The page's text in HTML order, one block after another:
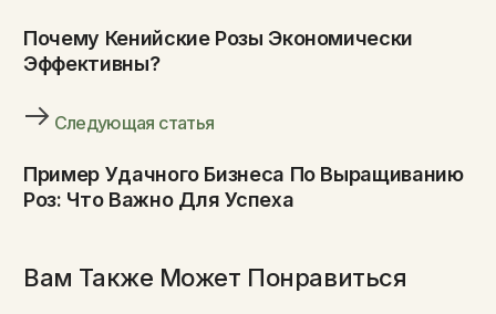
Почему Кенийские Розы Экономически
Эффективны?
Следующая статья
Пример Удачного Бизнеса По Выращиванию
Роз: Что Важно Для Успеха
Вам Также Может Понравиться